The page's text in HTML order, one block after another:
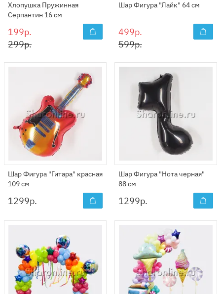
Хлопушка Пружинная
Серпантин 16 см
199р.
299р.
Шар Фигура "Лайк" 64 см
499р.
599р.
Шар Фигура "Гитара" красная
109 см
1299р.
Шар Фигура "Нота черная"
88 см
1299р.